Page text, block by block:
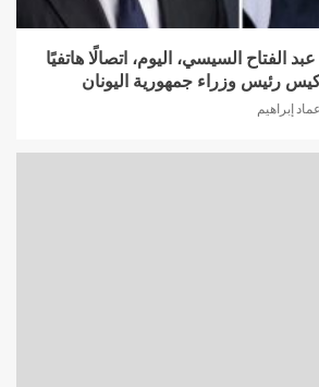
الفتاح السيسي، اليوم، اتصالًا هاتفيًا
رئيس وزراء جمهورية اليونان
عماد إبراهيم